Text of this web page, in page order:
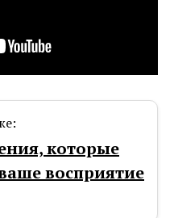
которые
восприятие